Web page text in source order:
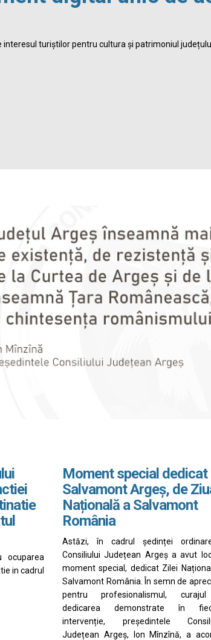
turiștilor pentru cultura și patrimoniul
ocuparea
in cadrul
Moment special dedicat
Salvamont Argeș, de
Națională a Salvamont
România
Astăzi, în cadrul ședinței
Consiliului Județean Argeș a avut
moment special, dedicat Zilei
Salvamont România. În semn de
pentru profesionalismul,
dedicarea demonstrate în
intervenție, președintele
Județean Argeș, Ion Mînzînă, a